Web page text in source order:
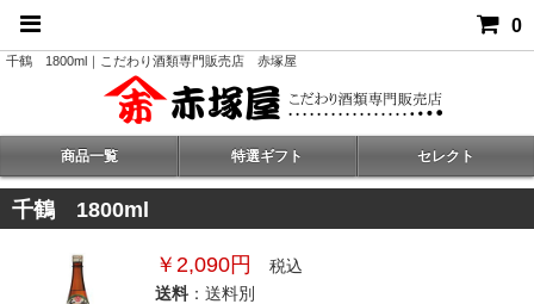
0
千鶴 1800ml｜こだわり酒類専門販売店 赤塚屋
商品一覧 特選ギフト セレクト
千鶴 1800ml
￥2,090円
税込
送料 ：送料別